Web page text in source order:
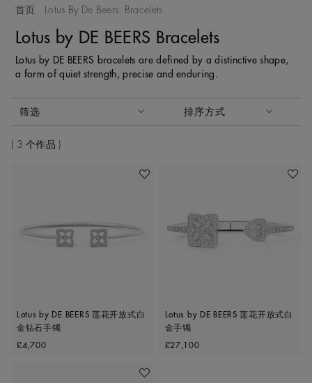
首页 Lotus By De Beers Bracelets
Lotus by DE BEERS Bracelets
Lotus by DE BEERS bracelets are defined by a distinctive shape,
a form of quiet strength, precise and enduring.
筛选 排序方式
排序方式
3 个作品
收藏作品
Lotus by DE BEERS 莲花开放式白
金钻石手镯
Original price
£4,700
收藏作
Lotus by DE BEERS 莲花开放式白
金手镯
Original price
£27,100
收藏作品